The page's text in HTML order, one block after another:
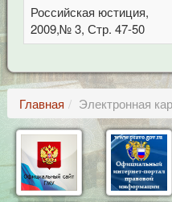
Российская юстиция,
2009,№ 3, Стр. 47-50
Главная Электронная